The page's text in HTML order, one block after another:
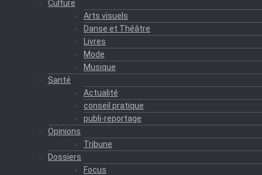
Culture
Arts visuels
Danse et Théâtre
Livres
Mode
Musique
Santé
Actualité
conseil pratique
publi-reportage
Opinions
Tribune
Dossiers
Focus